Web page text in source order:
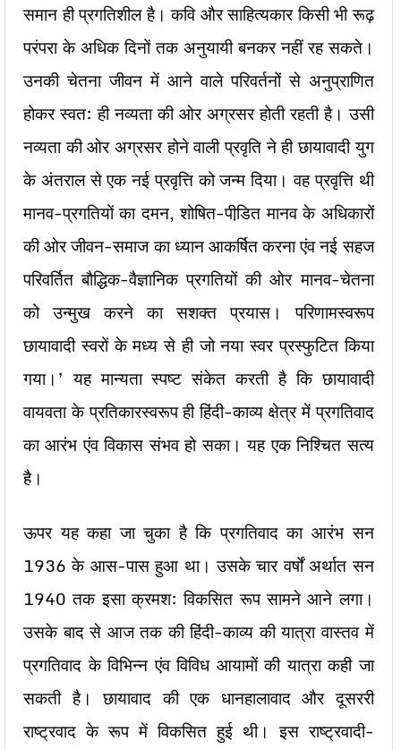
समान ही प्रगतिशील है। कवि और साहित्यकार किसी भी रूढ़
परंपरा के अधिक दिनों तक अनुयायी बनकर नहीं रह सकते।
उनकी चेतना जीवन में आने वाले परिवर्तनों से अनुप्राणित
होकर स्वत: ही नव्यता की ओर अग्रसर होती रहती है। उसी
नव्यता की ओर अग्रसर होने वाली प्रवृति ने ही छायावादी युग
के अंतराल से एक नई प्रवृत्ति को जन्म दिया। वह प्रवृत्ति थी
मानव-प्रगतियों का दमन, शोषित-पीडि़त मानव के अधिकारों
की ओर जीवन-समाज का ध्यान आकर्षित करना एंव नई सहज
परिवर्तित बौद्धिक-वैज्ञानिक प्रगतियों की ओर मानव-चेतना
को उन्मुख करने का सशक्त प्रयास। परिणामस्वरूप
छायावादी स्वरों के मध्य से ही जो नया स्वर प्रस्फुटित किया
गया।’ यह मान्यता स्पष्ट संकेत करती है कि छायावादी
वायवता के प्रतिकारस्वरूप ही हिंदी-काव्य क्षेत्र में प्रगतिवाद
का आरंभ एंव विकास संभव हो सका। यह एक निश्चित सत्य
है।
ऊपर यह कहा जा चुका है कि प्रगतिवाद का आरंभ सन
1936 के आस-पास हुआ था। उसके चार वर्षों अर्थात सन
1940 तक इसा क्रमश: विकसित रूप सामने आने लगा।
उसके बाद से आज तक की हिंदी-काव्य की यात्रा वास्तव में
प्रगतिवाद के विभिन्न एंव विविध आयामों की यात्रा कही जा
सकती है। छायावाद की एक धानहालावाद और दूसररी
राष्ट्रवाद के रूप में विकसित हुई थी। इस राष्ट्रवादी-